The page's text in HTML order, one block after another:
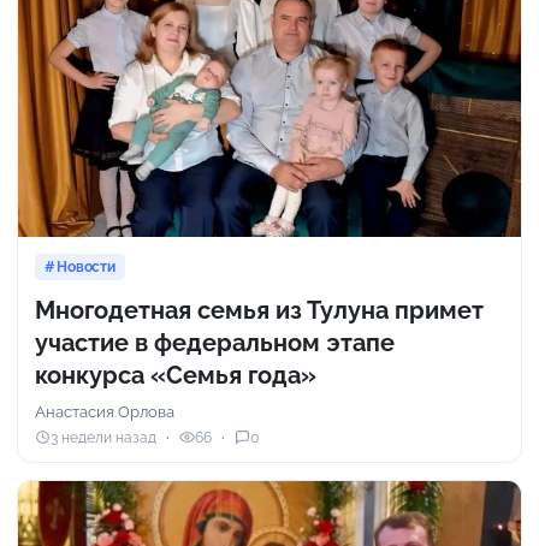
Новости
Многодетная семья из Тулуна примет
участие в федеральном этапе
конкурса «Семья года»
Анастасия Орлова
3 недели назад 66 0